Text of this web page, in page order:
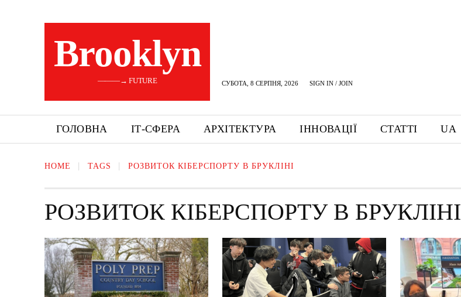
Brooklyn
———→ FUTURE СУБОТА, 8 СЕРПНЯ, 2026 SIGN IN / JOIN
ГОЛОВНА ІТ-СФЕРА АРХІТЕКТУРА ІННОВАЦІЇ СТАТТІ UA
HOME TAGS РОЗВИТОК КІБЕРСПОРТУ В БРУКЛІНІ
РОЗВИТОК КІБЕРСПОРТУ В БРУКЛІНІ